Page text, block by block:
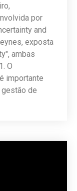
por
and
exposta
ambas
O
importante
de